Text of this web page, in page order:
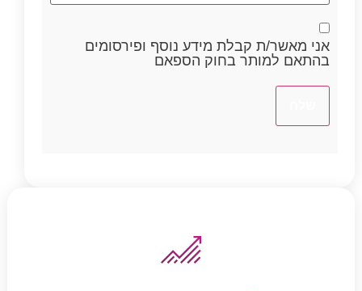
Consent
אני מאשר/ת קבלת מידע נוסף ופירסומים
בהתאם למותר בחוק הספאם